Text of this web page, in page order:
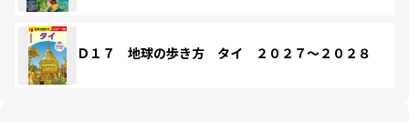
Ｄ１７ 地球の歩き方 タイ ２０２７～２０２８